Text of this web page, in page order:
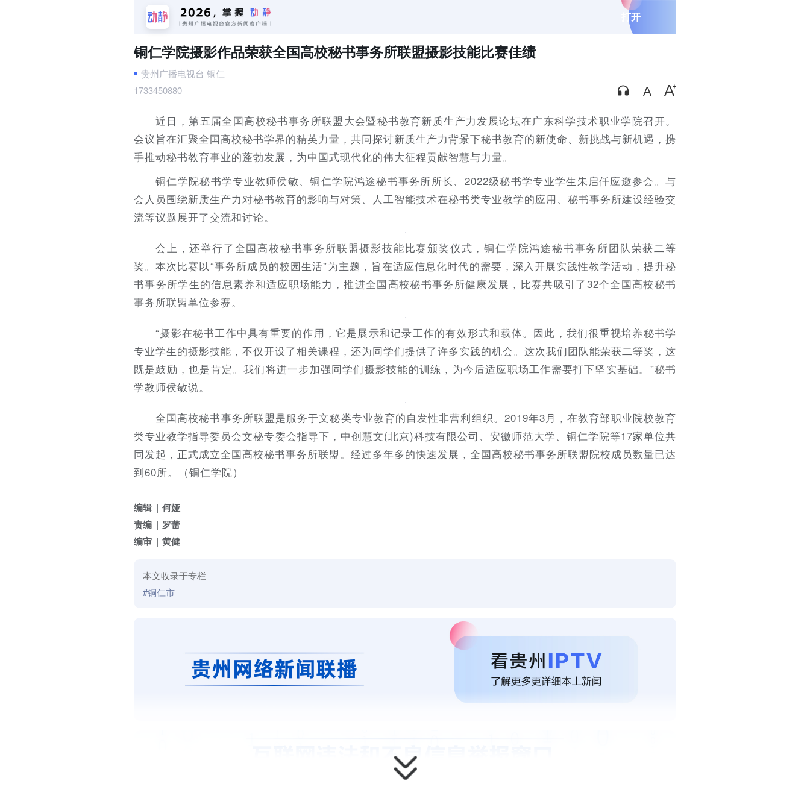
打开
铜仁学院摄影作品荣获全国高校秘书事务所联盟摄影技能比赛佳绩
贵州广播电视台 铜仁
1733450880
近日，第五届全国高校秘书事务所联盟大会暨秘书教育新质生产力发展论坛在广东科学技术职业学院召开。
会议旨在汇聚全国高校秘书学界的精英力量，共同探讨新质生产力背景下秘书教育的新使命、新挑战与新机遇，携
手推动秘书教育事业的蓬勃发展，为中国式现代化的伟大征程贡献智慧与力量。
铜仁学院秘书学专业教师侯敏、铜仁学院鸿途秘书事务所所长、2022级秘书学专业学生朱启仟应邀参会。与
会人员围绕新质生产力对秘书教育的影响与对策、人工智能技术在秘书类专业教学的应用、秘书事务所建设经验交
流等议题展开了交流和讨论。
会上，还举行了全国高校秘书事务所联盟摄影技能比赛颁奖仪式，铜仁学院鸿途秘书事务所团队荣获二等
奖。本次比赛以“事务所成员的校园生活”为主题，旨在适应信息化时代的需要，深入开展实践性教学活动，提升秘
书事务所学生的信息素养和适应职场能力，推进全国高校秘书事务所健康发展，比赛共吸引了32个全国高校秘书
事务所联盟单位参赛。
“摄影在秘书工作中具有重要的作用，它是展示和记录工作的有效形式和载体。因此，我们很重视培养秘书学
专业学生的摄影技能，不仅开设了相关课程，还为同学们提供了许多实践的机会。这次我们团队能荣获二等奖，这
既是鼓励，也是肯定。我们将进一步加强同学们摄影技能的训练，为今后适应职场工作需要打下坚实基础。”秘书
学教师侯敏说。
全国高校秘书事务所联盟是服务于文秘类专业教育的自发性非营利组织。2019年3月，在教育部职业院校教育
类专业教学指导委员会文秘专委会指导下，中创慧文(北京)科技有限公司、安徽师范大学、铜仁学院等17家单位共
同发起，正式成立全国高校秘书事务所联盟。经过多年多的快速发展，全国高校秘书事务所联盟院校成员数量已达
到60所。（铜仁学院）
编辑
何娅
责编
罗蕾
编审
黄健
本文收录于专栏
#铜仁市